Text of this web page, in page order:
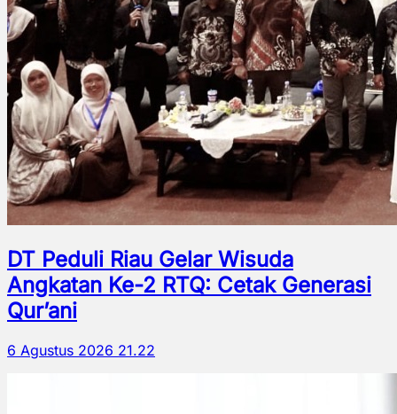
DT Peduli Riau Gelar Wisuda
Angkatan Ke-2 RTQ: Cetak Generasi
Qur’ani
6 Agustus 2026 21.22